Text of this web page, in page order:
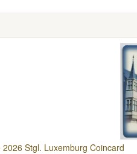
Stgl. Luxemburg Coincard